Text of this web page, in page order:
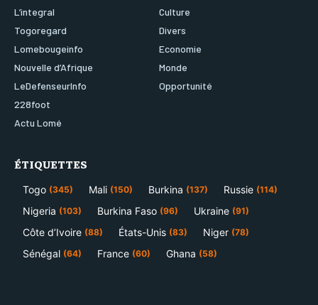
L’integral
Togoregard
Lomebougeinfo
Nouvelle d’Afrique
LeDefenseurInfo
228foot
Actu Lomé
Culture
Divers
Economie
Monde
Opportunité
ÉTIQUETTES
Togo (345) Mali (150) Burkina (137) Russie (114)
Nigeria (103) Burkina Faso (96) Ukraine (91)
Côte d’Ivoire (88) États-Unis (83) Niger (78)
Sénégal (64) France (60) Ghana (58)